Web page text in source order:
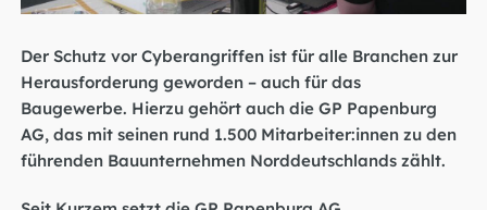
Der Schutz vor Cyberangriffen ist für alle Branchen zur
Herausforderung geworden – auch für das
Baugewerbe. Hierzu gehört auch die GP Papenburg
AG, das mit seinen rund 1.500 Mitarbeiter:innen zu den
führenden Bauunternehmen Norddeutschlands zählt.